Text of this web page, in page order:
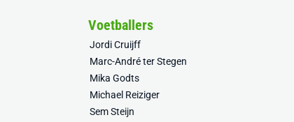
Voetballers
Jordi Cruijff
Marc-André ter Stegen
Mika Godts
Michael Reiziger
Sem Steijn